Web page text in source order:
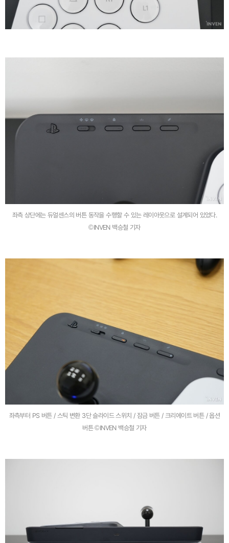
좌측 상단에는 듀얼센스의 버튼 동작을 수행할 수 있는 레이아웃으로 설계되어 있었다.
©INVEN 백승철 기자
좌측부터 PS 버튼 / 스틱 변환 3단 슬라이드 스위치 / 잠금 버튼 / 크리에이트 버튼 / 옵션
버튼 ©INVEN 백승철 기자